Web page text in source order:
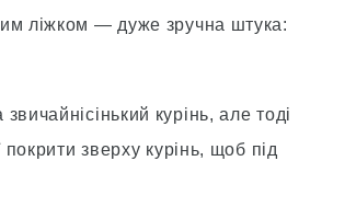
лiжком — дуже зручна штука:
курiнь, але тодi
зверху курiнь, щоб пiд